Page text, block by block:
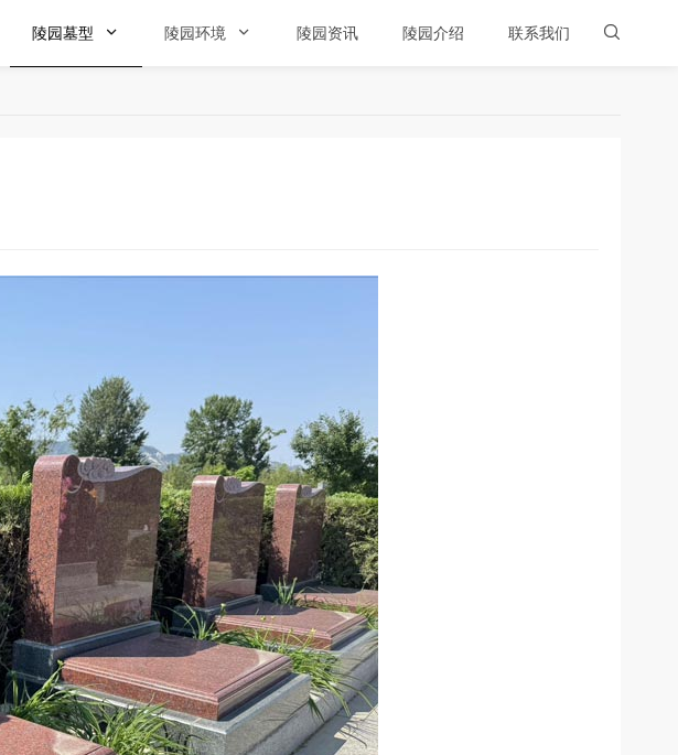

陵园墓型  陵园环境  陵园资讯 陵园介绍 联系我们